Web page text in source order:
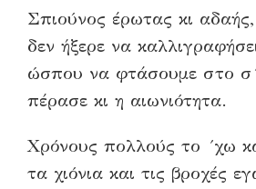
Σπιούνος έρωτας κι
δεν ήξερε να
ώσπου να φτάσουμε στο
πέρασε κι η αιωνιότητα.
Χρόνους πολλούς το ´χω
τα χιόνια και τις βροχές